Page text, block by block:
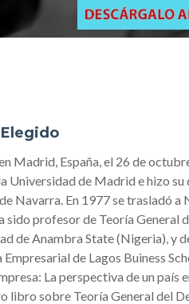
Madrid, España, el 26 de
Universidad de Madrid e hizo
Navarra. En 1977 se trasladó a
sido profesor de Teoría General
de Anambra State (Nigeria), y
de Lagos Buiness
La perspectiva de un país
libro sobre Teoría General del